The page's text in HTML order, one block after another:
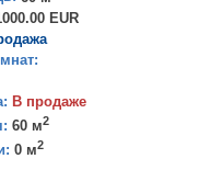
EUR
В продаже
60 м2
0 м2